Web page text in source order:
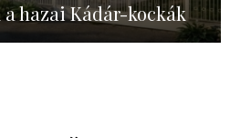
hazai Kádár-kockák